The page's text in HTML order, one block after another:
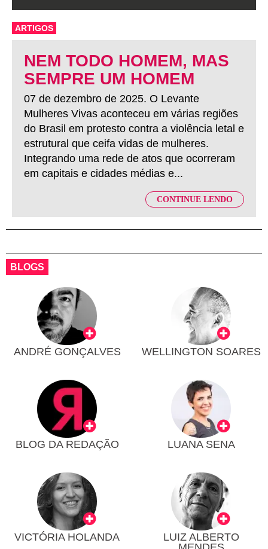
ARTIGOS
NEM TODO HOMEM, MAS
SEMPRE UM HOMEM
07 de dezembro de 2025. O Levante
Mulheres Vivas aconteceu em várias regiões
do Brasil em protesto contra a violência letal e
estrutural que ceifa vidas de mulheres.
Integrando uma rede de atos que ocorreram
em capitais e cidades médias e...
CONTINUE LENDO
BLOGS
ANDRÉ GONÇALVES WELLINGTON SOARES
BLOG DA REDAÇÃO LUANA SENA
VICTÓRIA HOLANDA
LUIZ ALBERTO